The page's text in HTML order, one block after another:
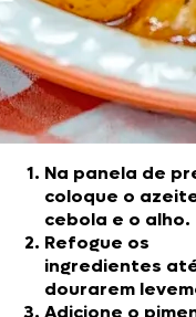
Na panela de
coloque o
cebola e o alho.
Refogue os
ingredientes
dourarem
Adicione o